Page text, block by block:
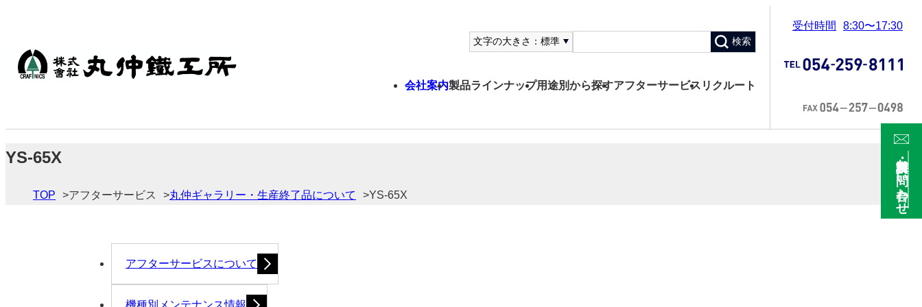
文字の大きさ： 標準 検索
会社案内製品ラインナップ用途別から探すアフターサービス リクルート
受付時間 8:30〜17:30
YS-65X
TOP アフターサービス 丸仲ギャラリー・生産終了品について YS-65X
アフターサービスについて
機種別メンテナンス情報
資料請求・お問い合わせ